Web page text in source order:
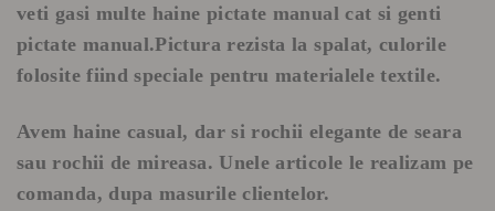
veti gasi multe haine pictate manual cat si genti
pictate manual.Pictura rezista la spalat, culorile
folosite fiind speciale pentru materialele textile.
Avem haine casual, dar si rochii elegante de seara
sau rochii de mireasa. Unele articole le realizam pe
comanda, dupa masurile clientelor.